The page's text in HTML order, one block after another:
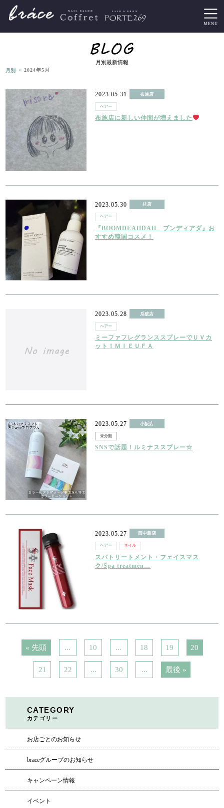
月別最新情報
月別> 2024年5月
2023.05.31 布施店
ヘアー
布施店に新しい仲間が増えました
2023.05.30 桂店
ヘアー
『BOOMDEAHDAH ブンディアダ』お
すすめ韓国コスメ！
2023.05.28 瓜破店
ヘアー
ミーファフレグランススプレーでＵＶカ
ット！ＭＩＥＵＦＡ
2023.05.27 小阪店
未分類
SNSで話題！ルミナススプレー☆
2023.05.27 西中島店
ヘアー ネイル
スパトリートメント・フェイスマス
ク/Spa treatmen…
« 先頭 ... 10 ... 18 19 20
21 22 ... 30 ... 最後 »
CATEGORY
カテゴリー
お店ごとのお知らせ
braceグループのお知らせ
キャンペーン情報
イベント